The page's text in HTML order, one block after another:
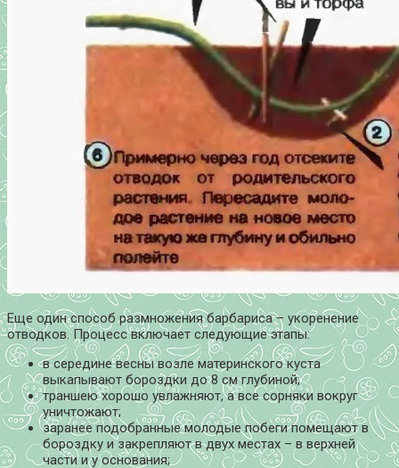
Еще один способ размножения барбариса – укоренение
отводков. Процесс включает следующие этапы:
в середине весны возле материнского куста
выкапывают бороздки до 8 см глубиной;
траншею хорошо увлажняют, а все сорняки вокруг
уничтожают;
заранее подобранные молодые побеги помещают в
бороздку и закрепляют в двух местах – в верхней
части и у основания;